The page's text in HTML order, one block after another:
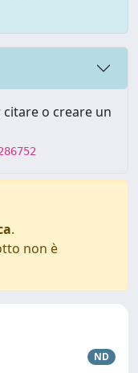
o creare un
.
non è
ND